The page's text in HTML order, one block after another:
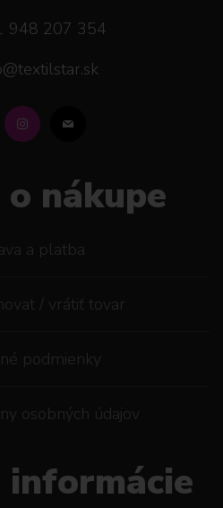
948 207 354
nákupe
a platba
/ vrátiť tovar
podmienky
osobných údajov
informácie